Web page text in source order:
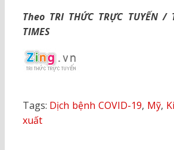
Theo TRI THỨC TRỰC TUYẾN /
TIMES
Tags: Dịch bệnh COVID-19, Mỹ,
xuất